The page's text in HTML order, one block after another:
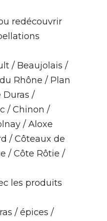
redécouvrir
/ Beaujolais /
Rhône / Plan
Duras /
/ Chinon /
/ Aloxe
/ Côteaux de
/ Côte Rôtie /
les produits
/ épices /